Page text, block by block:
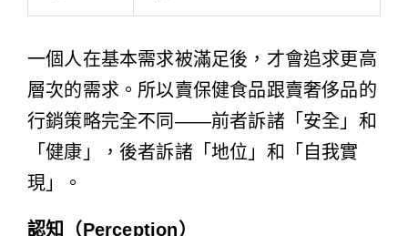
一個人在基本需求被滿足後，才會追求更高
層次的需求。所以賣保健食品跟賣奢侈品的
行銷策略完全不同——前者訴諸「安全」和
「健康」，後者訴諸「地位」和「自我實
現」。
認知（Perception）